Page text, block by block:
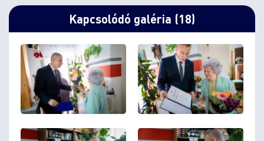
Kapcsolódó galéria (18)